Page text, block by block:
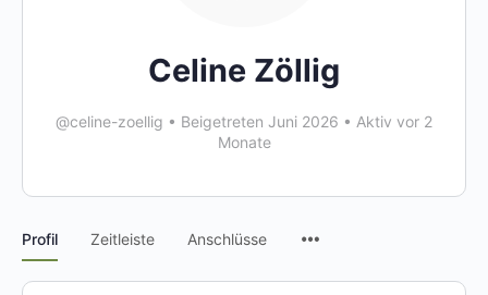
Celine Zöllig
@celine-zoellig • Beigetreten Juni 2026 • Aktiv vor 2
Monate
Profil Zeitleiste Anschlüsse